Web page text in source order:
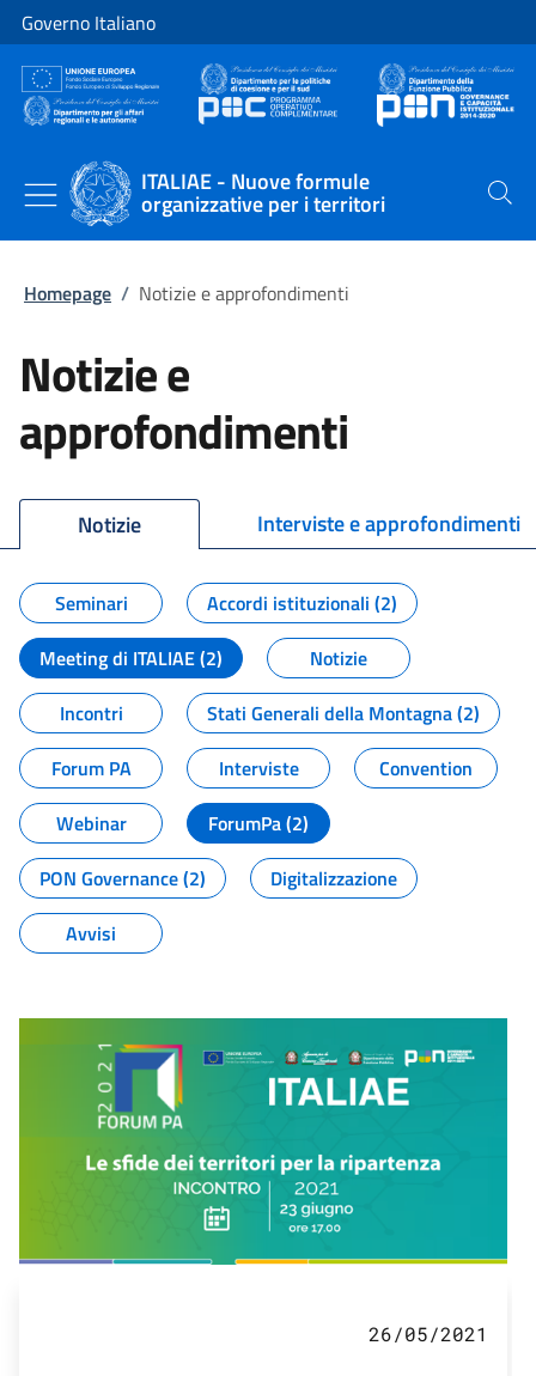
Vai al contenuto
Vai alla navigazione del sito
Governo Italiano
ITALIAE - Nuove formule
organizzative per i territori Cerca
Homepage / Notizie e approfondimenti
Notizie e
approfondimenti
Notizie Interviste e approfondimenti
Seminari
Accordi istituzionali (2)
Meeting di ITALIAE (2)
Notizie
Incontri
Stati Generali della Montagna (2)
Forum PA
Interviste
Convention
Webinar
ForumPa (2)
PON Governance (2)
Digitalizzazione
Avvisi
26/05/2021